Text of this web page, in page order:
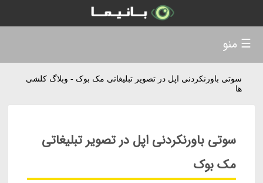
سوتی باورنکردنی اپل در تصویر تبلیغاتی مک بوک - وبلاگ کلشی
ها
سوتی باورنکردنی اپل در تصویر تبلیغاتی
مک بوک
☰ منو